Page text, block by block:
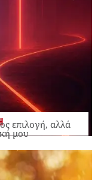
επιλογή, αλλά
μου